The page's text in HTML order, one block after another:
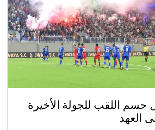
حسم اللقب للجولة الأخيرة
العهد